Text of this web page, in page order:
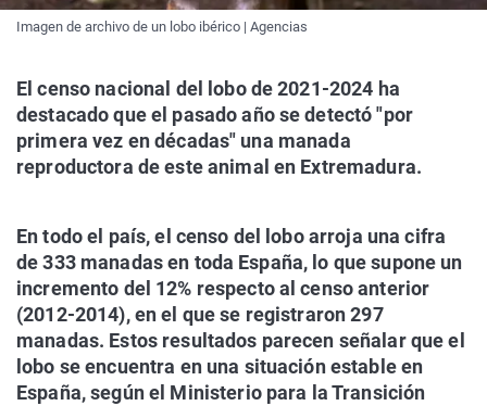
Imagen de archivo de un lobo ibérico | Agencias
El censo nacional del lobo de 2021-2024 ha
destacado que el pasado año se detectó "por
primera vez en décadas" una manada
reproductora de este animal en Extremadura.
En todo el país, el censo del lobo arroja una cifra
de 333 manadas en toda España, lo que supone un
incremento del 12% respecto al censo anterior
(2012-2014), en el que se registraron 297
manadas. Estos resultados parecen señalar que el
lobo se encuentra en una situación estable en
España, según el Ministerio para la Transición